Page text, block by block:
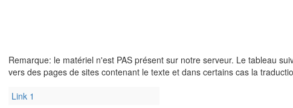
Remarque: le matériel n'est PAS présent sur notre serveur. Le tableau
vers des pages de sites contenant le texte et dans certains cas la
Link 1